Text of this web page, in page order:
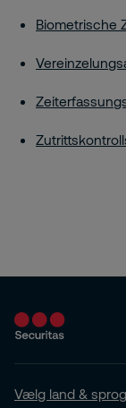
Biometrische
Vælg land & sprog